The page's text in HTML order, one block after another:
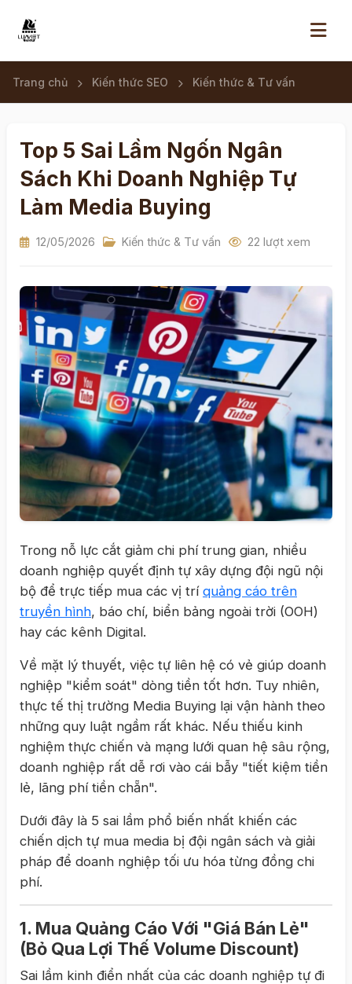
Trang chủ Kiến thức SEO Kiến thức & Tư vấn
Top 5 Sai Lầm Ngốn Ngân
Sách Khi Doanh Nghiệp Tự
Làm Media Buying
12/05/2026 Kiến thức & Tư vấn 22 lượt xem
Trong nỗ lực cắt giảm chi phí trung gian, nhiều
doanh nghiệp quyết định tự xây dựng đội ngũ nội
bộ để trực tiếp mua các vị trí quảng cáo trên
truyền hình, báo chí, biển bảng ngoài trời (OOH)
hay các kênh Digital.
Về mặt lý thuyết, việc tự liên hệ có vẻ giúp doanh
nghiệp "kiểm soát" dòng tiền tốt hơn. Tuy nhiên,
thực tế thị trường Media Buying lại vận hành theo
những quy luật ngầm rất khác. Nếu thiếu kinh
nghiệm thực chiến và mạng lưới quan hệ sâu rộng,
doanh nghiệp rất dễ rơi vào cái bẫy "tiết kiệm tiền
lẻ, lãng phí tiền chẵn".
Dưới đây là 5 sai lầm phổ biến nhất khiến các
chiến dịch tự mua media bị đội ngân sách và giải
pháp để doanh nghiệp tối ưu hóa từng đồng chi
phí.
1. Mua Quảng Cáo Với "Giá Bán Lẻ"
(Bỏ Qua Lợi Thế Volume Discount)
Sai lầm kinh điển nhất của các doanh nghiệp tự đi